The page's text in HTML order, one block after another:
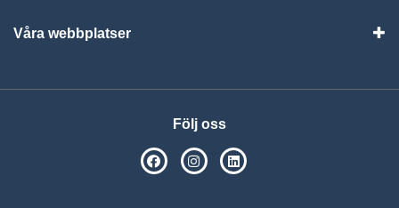
Våra webbplatser
Följ oss
SPSM på Facebook
SPSM på Instagram